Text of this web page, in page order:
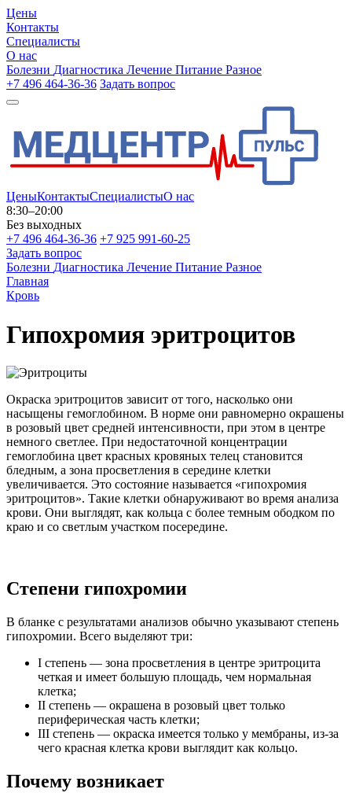
Цены
Контакты
Специалисты
О нас
Болезни Диагностика Лечение Питание Разное
+7 496 464-36-36 Задать вопрос
ЦеныКонтактыСпециалистыО нас
8:30–20:00
Без выходных
+7 496 464-36-36 +7 925 991-60-25
Задать вопрос
Болезни Диагностика Лечение Питание Разное
Главная
Кровь
Гипохромия эритроцитов
Окраска эритроцитов зависит от того, насколько они
насыщены гемоглобином. В норме они равномерно окрашены
в розовый цвет средней интенсивности, при этом в центре
немного светлее. При недостаточной концентрации
гемоглобина цвет красных кровяных телец становится
бледным, а зона просветления в середине клетки
увеличивается. Это состояние называется «гипохромия
эритроцитов». Такие клетки обнаруживают во время анализа
крови. Они выглядят, как кольца с более темным ободком по
краю и со светлым участком посередине.
Степени гипохромии
В бланке с результатами анализов обычно указывают степень
гипохромии. Всего выделяют три:
I степень — зона просветления в центре эритроцита
четкая и имеет большую площадь, чем нормальная
клетка;
II степень — окрашена в розовый цвет только
периферическая часть клетки;
III степень — окраска имеется только у мембраны, из-за
чего красная клетка крови выглядит как кольцо.
Почему возникает